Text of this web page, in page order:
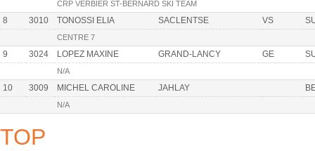
CRP VERBIER ST-BERNARD SKI TEAM
8 3010 TONOSSI ELIA SACLENTSE VS
CENTRE 7
9 3024 LOPEZ MAXINE GRAND-LANCY GE
N/A
10 3009 MICHEL CAROLINE JAHLAY
N/A
TOP